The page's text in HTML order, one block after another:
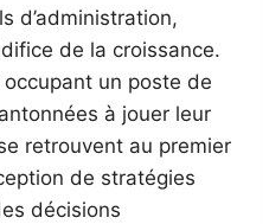
d’administration,
de la croissance.
un poste de
à jouer leur
retrouvent au premier
de stratégies
décisions